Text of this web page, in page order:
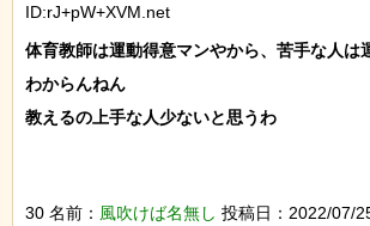
ID:rJ+pW+XVM.net
体育教師は運動得意マンやから、苦手な人は
わからんねん
教えるの上手な人少ないと思うわ
30 名前： 風吹けば名無し 投稿日：2022/07/